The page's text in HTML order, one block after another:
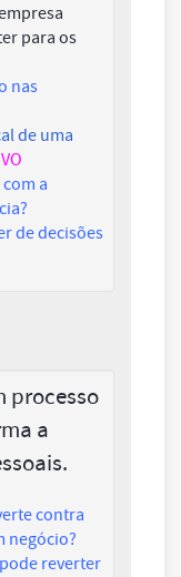
para os
nas
de uma
a
de decisões
processo
a
contra
negócio?
reverter